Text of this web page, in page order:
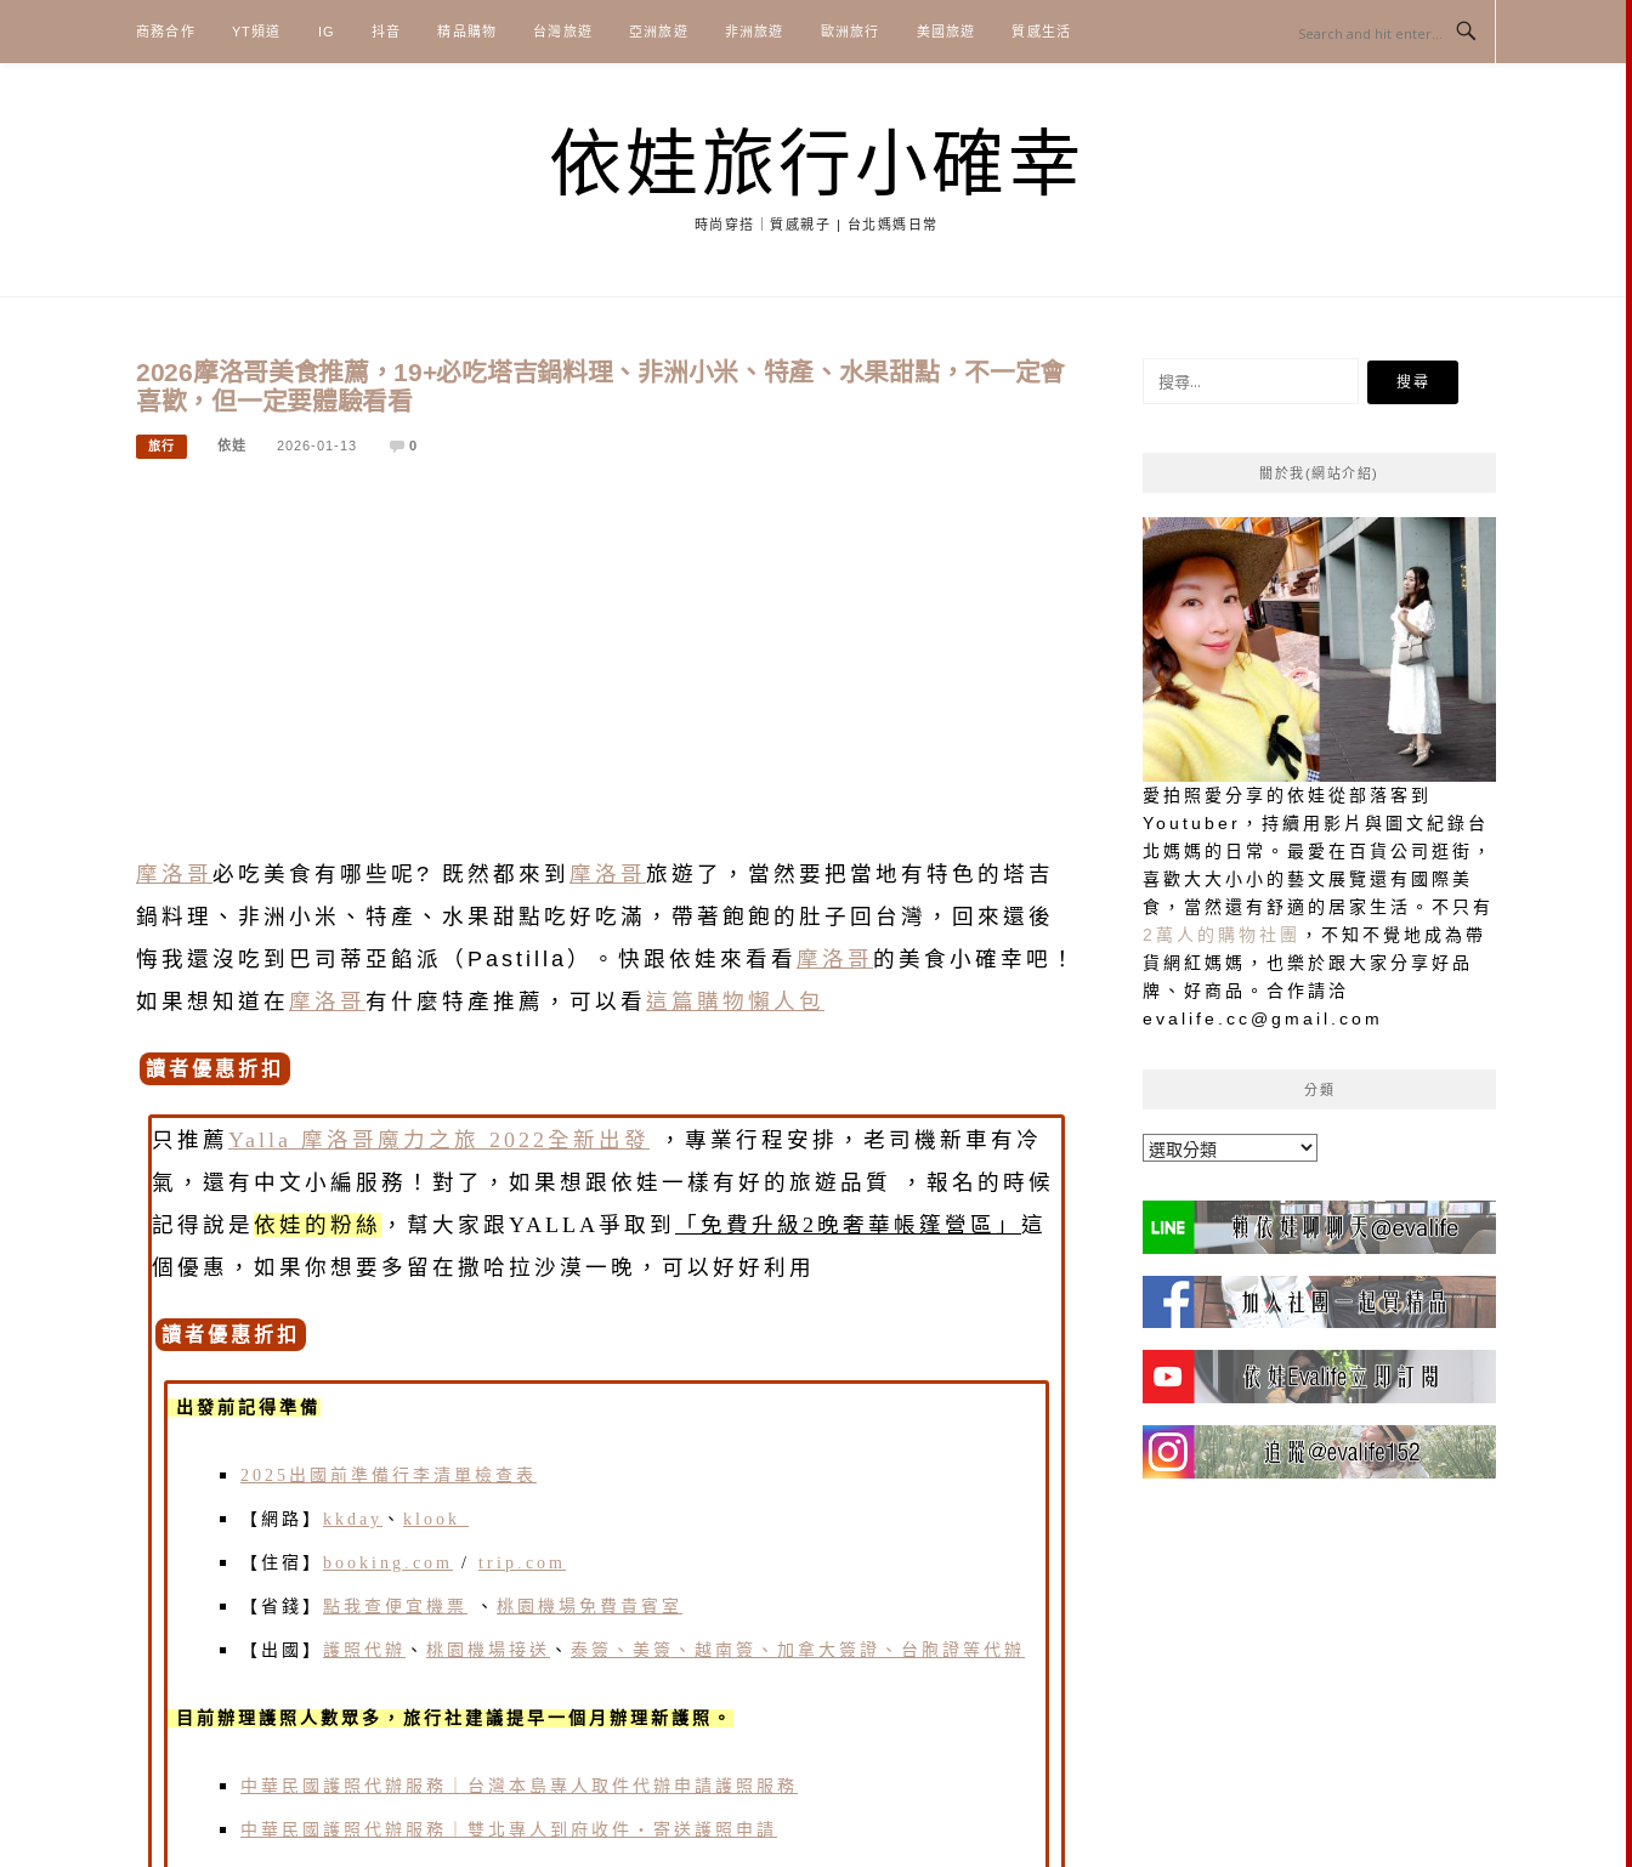
content
商務合作 YT頻道 IG 抖音 精品購物 台灣旅遊 亞洲旅遊 非洲旅遊 歐洲旅行 美國旅遊 質感生活
依娃旅行小確幸
時尚穿搭｜質感親子 | 台北媽媽日常
2026摩洛哥美食推薦，19+必吃塔吉鍋料理、非洲小米、特產、水果甜點，不一定會
喜歡，但一定要體驗看看
旅行 依娃 2026-01-13 0
摩洛哥 必吃美食有哪些呢? 既然都來到 摩洛哥 旅遊了，當然要把當地有特色的塔吉
鍋料理、非洲小米、特產、水果甜點吃好吃滿，帶著飽飽的肚子回台灣，回來還後
悔我還沒吃到巴司蒂亞餡派（Pastilla）。快跟依娃來看看 摩洛哥 的美食小確幸吧！
如果想知道在 摩洛哥 有什麼特產推薦，可以看 這篇購物懶人包
讀者優惠折扣
只推薦 Yalla 摩洛哥魔力之旅 2022全新出發
，專業行程安排，老司機新車有冷
氣，還有中文小編服務！對了，如果想跟依娃一樣有好的旅遊品質 ，報名的時候
記得說是 依娃的粉絲 ，幫大家跟YALLA爭取到 「免費升級2晚奢華帳篷營區」 這
個優惠，如果你想要多留在撒哈拉沙漠一晚，可以好好利用
讀者優惠折扣
出發前記得準備
2025出國前準備行李清單檢查表
【網路】 kkday 、 klook
【住宿】 booking.com / trip.com
【省錢】 點我查便宜機票 、 桃園機場免費貴賓室
【出國】 護照代辦 、 桃園機場接送 、 泰簽、美簽、越南簽、加拿大簽證、台胞證等代辦
目前辦理護照人數眾多，旅行社建議提早一個月辦理新護照。
中華民國護照代辦服務｜台灣本島專人取件代辦申請護照服務
中華民國護照代辦服務｜雙北專人到府收件・寄送護照申請
搜
關於我(網站介紹)
愛拍照愛分享的依娃從部落客到
Youtuber，持續用影片與圖文紀錄台
北媽媽的日常。最愛在百貨公司逛街，
喜歡大大小小的藝文展覽還有國際美
食，當然還有舒適的居家生活。不只有
2萬人的購物社團
，不知不覺地成為帶
貨網紅媽媽，也樂於跟大家分享好品
牌、好商品。合作請洽
evalife.cc@gmail.com
分類
分